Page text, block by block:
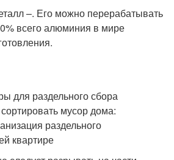
–. Его можно перерабатывать
всего алюминия в мире